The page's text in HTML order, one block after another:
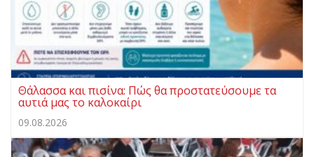
Θάλασσα και πισίνα: Πώς θα προστατεύσουμε τα
αυτιά μας το καλοκαίρι
09.08.2026